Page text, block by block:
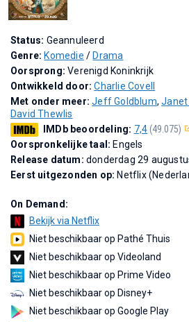
Status: Geannuleerd
Genre: Komedie / Drama
Oorsprong:Verenigd Koninkrijk
Ontwikkeld door:Charlie Covell
Met onder meer:Jeff Goldblum,Janet
David Thewlis
IMDb beoordeling: 7,4(49.075)
Oorspronkelijke taal: Engels
Release datum: donderdag 29
Eerst uitgezonden op: Netflix
On Demand:
Bekijk via Netflix
Niet beschikbaar op Pathé Thuis
Niet beschikbaar op Videoland
Niet beschikbaar op Prime Video
Niet beschikbaar op Disney+
Niet beschikbaar op Google Play